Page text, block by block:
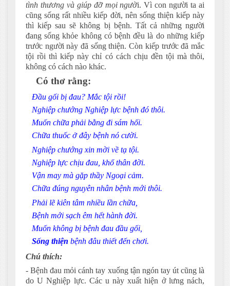
tình thương và giúp đỡ mọi người. Vì con người ta ai
cũng sống rất nhiều kiếp đời, nên sống thiện kiếp này
thì kiếp sau sẽ không bị bệnh. Tất cả những người
đang sống khỏe không có bệnh đều là do những kiếp
trước người này đã sống thiện. Còn kiếp trước đã mắc
tội rồi thì kiếp này chỉ có cách chịu đền tội mà thôi,
không có cách nào khác.
Có thơ rằng:
Đầu gối bị đau? Mắc tội rồi!
Nghiệp chướng Nghiệp lực bệnh đó thôi.
Muốn chữa phải bằng đi sám hối.
Chữa thuốc ở đây bệnh nó cười.
Nghiệp chướng xin mời về tạ tội.
Nghiệp lực chịu đau, khổ thân đời.
Vận may mà gặp thầy Ngoại cảm.
Chữa đúng nguyên nhân bệnh mới thôi.
Phải lẽ kiên tâm nhiều lần chữa,
Bệnh mới sạch êm hết hành đời.
Muốn không bị bệnh đau đầu gối,
Sống thiện bệnh đâu thiết đến chơi.
Chú thích:
- Bệnh đau mỏi cánh tay xuống tận ngón tay út cũng là
do U Nghiệp lực. Các u này xuất hiện ở lưng nách,